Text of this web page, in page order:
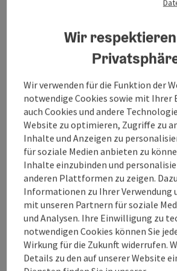
m²) bieten Platz für rund 24 Gäste.Alle
mit Dusche oder Badewanne
stehen kostenfrei direkt am Haus zur
MeetingsUnser neuer Seminarraum
Ausstattung und viel Tageslicht – ideal
Meetings oder kleine
und entspannen – alles unter einem
HausTennisplätze, Golfanlagen, Hallen-
zahlreiche Wege liegen in unmittelbarer
sportlich aktiv oder genussvoll entspannt
sind Sie richtig.
Kur & Vitalurlaub -
Petershofer
Wolfsegg am Hausruck
Hotel
4 Sterne - geprüfter
Das familiengeführte 4-Sterne-Hotel mit
ideale Ort für eine Kur oder einen
bleiben, gesund werden, entspannen ist
Haus befindet sich im Luftkurort
W-Lan (kostenlos)
Haustiere erlaubt
Sauna Direkt
Wir
Wir verwenden für die Funktion der
notwendige Cookies sowie mit Ihrer
auch Cookies und andere
Website zu optimieren, Zugriffe zu
Inhalte und Anzeigen zu
für soziale Medien anbieten zu
Inhalte einzubinden und
anderen Plattformen zu zeigen.
Informationen zu Ihrer Verwendung
mit unseren Partnern für soziale
und Analysen. Ihre Einwilligung zu
notwendigen Cookies können Sie
Wirkung für die Zukunft widerrufen.
Details zu den auf unserer Website